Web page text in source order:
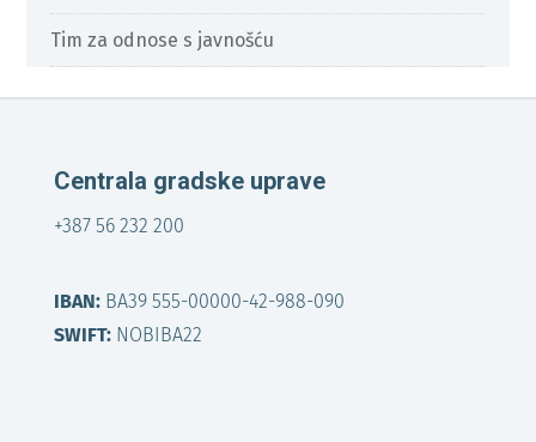
Tim za odnose s javnošću
Centrala gradske uprave
+387 56 232 200
IBAN:BA39 555-00000-42-988-090
SWIFT:NOBIBA22